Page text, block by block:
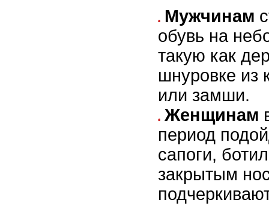
Мужчинам
обувь на
такую как
шнуровке из
или замши.
Женщинам
период
сапоги,
закрытым